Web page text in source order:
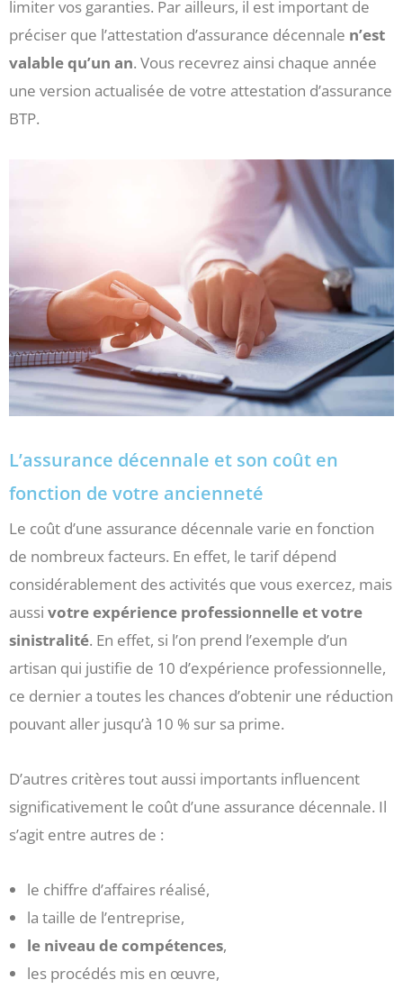
limiter vos garanties. Par ailleurs, il est important de
préciser que l’attestation d’assurance décennale n’est
valable qu’un an. Vous recevrez ainsi chaque année
une version actualisée de votre attestation d’assurance
BTP.
L’assurance décennale et son coût en
fonction de votre ancienneté
Le coût d’une assurance décennale varie en fonction
de nombreux facteurs. En effet, le tarif dépend
considérablement des activités que vous exercez, mais
aussi votre expérience professionnelle et votre
sinistralité. En effet, si l’on prend l’exemple d’un
artisan qui justifie de 10 d’expérience professionnelle,
ce dernier a toutes les chances d’obtenir une réduction
pouvant aller jusqu’à 10 % sur sa prime.
D’autres critères tout aussi importants influencent
significativement le coût d’une assurance décennale. Il
s’agit entre autres de :
le chiffre d’affaires réalisé,
la taille de l’entreprise,
le niveau de compétences,
les procédés mis en œuvre,